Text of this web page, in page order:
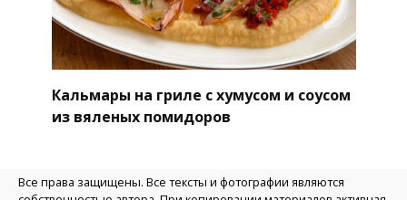
Кальмары на гриле с хумусом и соусом
из вяленых помидоров
Все права защищены. Все тексты и фотографии являются